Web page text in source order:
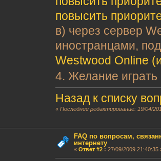
повысить
в) через сервер
иностранцами,
Westwood Online
4. Желание играть
Назад к списку
«Последнее редактирование: 19/04/
FAQ по вопросам,
интернету
« Ответ #2: 27/09/2009 21:40:35